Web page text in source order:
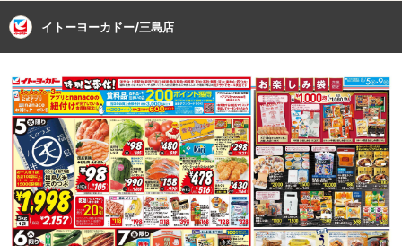
イトーヨーカドー/三島店